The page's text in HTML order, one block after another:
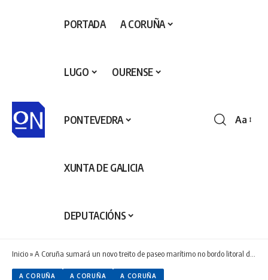
PORTADA A CORUÑA
LUGO OURENSE
PONTEVEDRA
XUNTA DE GALICIA
DEPUTACIÓNS
Aa
Inicio»A Coruña sumará un novo treito de paseo marítimo no bordo litoral da Pasaxe
A CORUÑA A CORUÑA A CORUÑA